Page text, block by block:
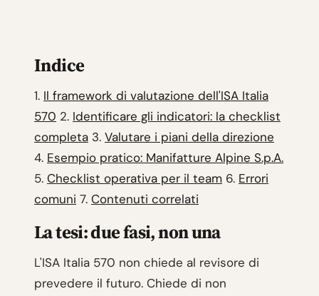
Indice
1. Il framework di valutazione dell'ISA Italia
570 2. Identificare gli indicatori: la checklist
completa 3. Valutare i piani della direzione
4. Esempio pratico: Manifatture Alpine S.p.A.
5. Checklist operativa per il team 6. Errori
comuni 7. Contenuti correlati
La tesi: due fasi, non una
L'ISA Italia 570 non chiede al revisore di
prevedere il futuro. Chiede di non